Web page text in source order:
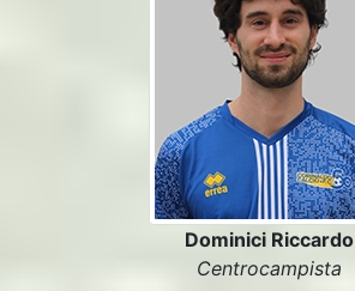
Dominici Riccardo
Centrocampista